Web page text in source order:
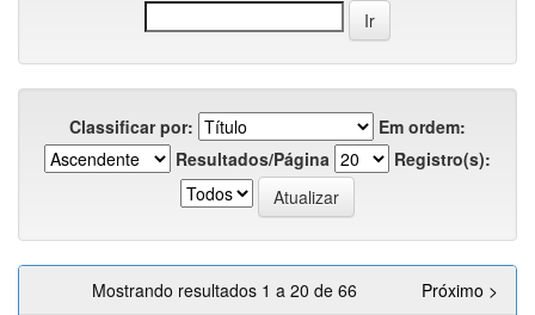
Classificar por:
Em ordem:
Resultados/Página
Registro(s):
Mostrando resultados 1 a 20 de 66
Próximo >